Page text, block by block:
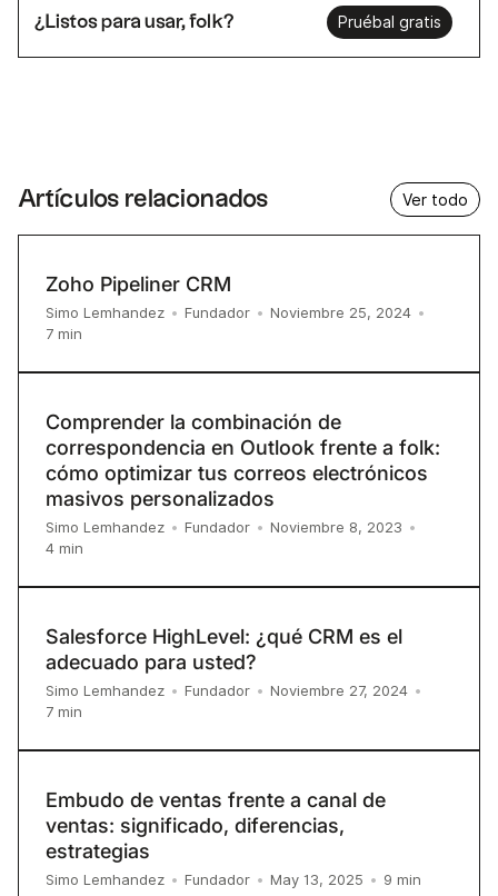
¿Listos para usar, folk? Pruébal gratis
Artículos relacionados Ver todo
Zoho Pipeliner CRM
Simo Lemhandez • Fundador • Noviembre 25, 2024 •
7 min
Comprender la combinación de
correspondencia en Outlook frente a folk:
cómo optimizar tus correos electrónicos
masivos personalizados
Simo Lemhandez • Fundador • Noviembre 8, 2023 •
4 min
Salesforce HighLevel: ¿qué CRM es el
adecuado para usted?
Simo Lemhandez • Fundador • Noviembre 27, 2024 •
7 min
Embudo de ventas frente a canal de
ventas: significado, diferencias,
estrategias
Simo Lemhandez • Fundador • May 13, 2025 • 9 min